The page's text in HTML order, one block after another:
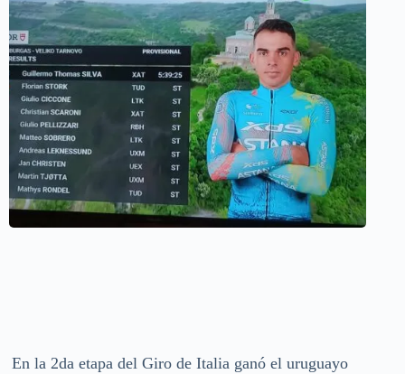
En la 2da etapa del Giro de Italia ganó el uruguayo